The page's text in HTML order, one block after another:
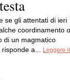
se gli attentati di ieri
coordinamento o
di un magmatico
a...
Leggere il